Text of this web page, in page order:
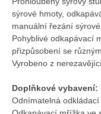
sýrové hmoty,
manuální řezání
Pohyblivé odkapávací
přizpůsobení se
Vyrobeno z
Doplňkové vybavení:
Odnímatelná